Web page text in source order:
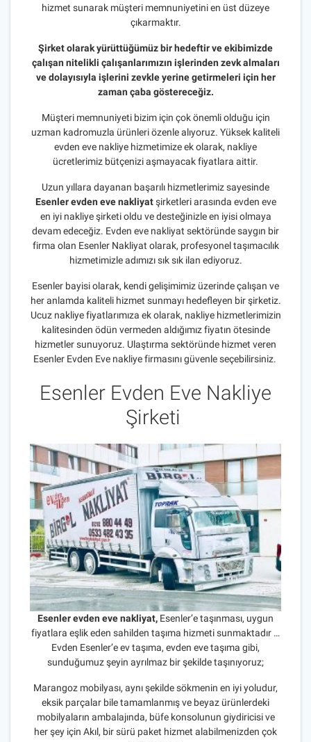
hizmet sunarak müşteri memnuniyetini en üst düzeye
çıkarmaktır.
Şirket olarak yürüttüğümüz bir hedeftir ve ekibimizde
çalışan nitelikli çalışanlarımızın işlerinden zevk almaları
ve dolayısıyla işlerini zevkle yerine getirmeleri için her
zaman çaba göstereceğiz.
Müşteri memnuniyeti bizim için çok önemli olduğu için
uzman kadromuzla ürünleri özenle alıyoruz. Yüksek kaliteli
evden eve nakliye hizmetimize ek olarak, nakliye
ücretlerimiz bütçenizi aşmayacak fiyatlara aittir.
Uzun yıllara dayanan başarılı hizmetlerimiz sayesinde
Esenler evden eve nakliyatşirketleri arasında evden eve
en iyi nakliye şirketi oldu ve desteğinizle en iyisi olmaya
devam edeceğiz. Evden eve nakliyat sektöründe saygın bir
firma olan Esenler Nakliyat olarak, profesyonel taşımacılık
hizmetimizle adımızı sık sık ilan ediyoruz.
Esenler bayisi olarak, kendi gelişimimiz üzerinde çalışan ve
her anlamda kaliteli hizmet sunmayı hedefleyen bir şirketiz.
Ucuz nakliye fiyatlarımıza ek olarak, nakliye hizmetlerimizin
kalitesinden ödün vermeden aldığımız fiyatın ötesinde
hizmetler sunuyoruz. Ulaştırma sektöründe hizmet veren
Esenler Evden Eve nakliye firmasını güvenle seçebilirsiniz.
Esenler Evden Eve Nakliye
Şirketi
Esenler evden eve nakliyat, Esenler’e taşınması, uygun
fiyatlara eşlik eden sahilden taşıma hizmeti sunmaktadır …
Evden Esenler’e ev taşıma, evden eve taşıma gibi,
sunduğumuz şeyin ayrılmaz bir şekilde taşınıyoruz;
Marangoz mobilyası, aynı şekilde sökmenin en iyi yoludur,
eksik parçalar bile tamamlanmış ve beyaz ürünlerdeki
mobilyaların ambalajında, büfe konsolunun giydiricisi ve
her şey için Akıl, bir sürü paket hizmet alabilmenizden çok